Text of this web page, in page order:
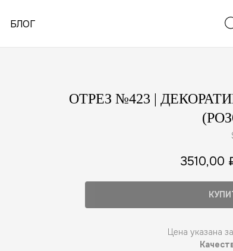
БЛОГ
ОТРЕЗ №423 |
3510,00
Цена указана